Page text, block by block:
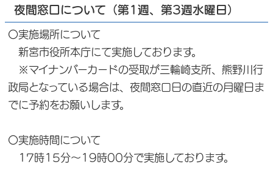
夜間窓口について（第1週、第3週水曜日）
〇実施場所について
新宮市役所本庁にて実施しております。
※マイナンバーカードの受取が三輪崎支所、熊野川行
政局となっている場合は、夜間窓口日の直近の月曜日ま
でに予約をお願いします。
〇実施時間について
17時15分～19時00分で実施しております。